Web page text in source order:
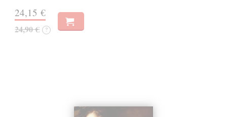
24,15 €
24,90 € ?